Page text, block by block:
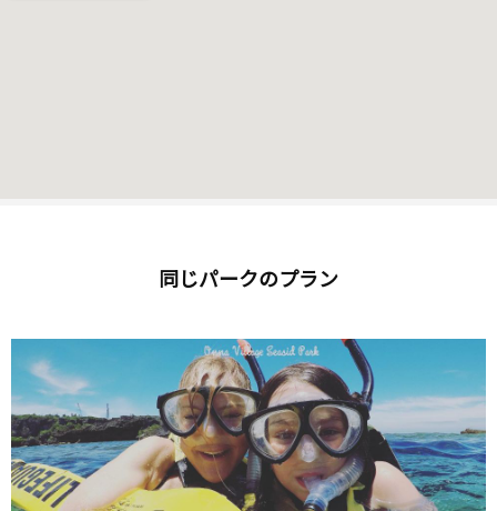
同じパークのプラン